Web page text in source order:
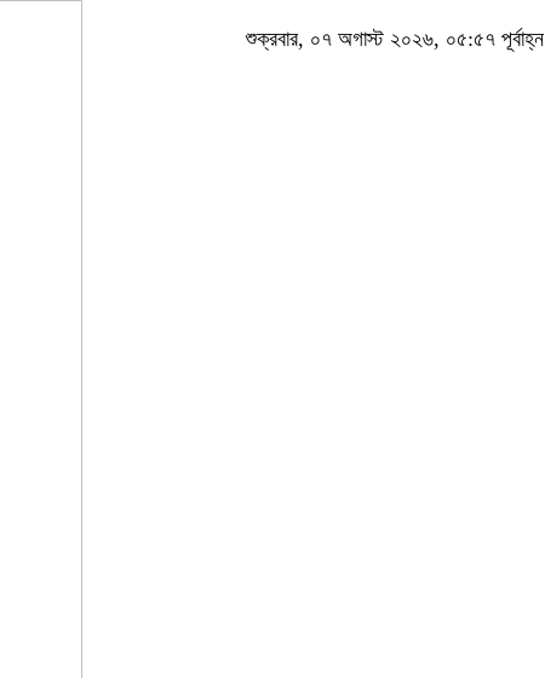
শুক্রবার, ০৭ অগাস্ট ২০২৬, ০৫:৫৭ পূর্বাহ্ন